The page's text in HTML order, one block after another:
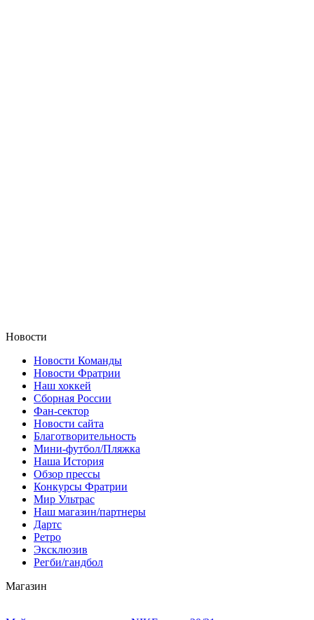
Новости
Новости Команды
Новости Фратрии
Наш хоккей
Сборная России
Фан-cектор
Новости сайта
Благотворительность
Мини-футбол/Пляжка
Наша История
Обзор прессы
Конкурсы Фратрии
Мир Ультрас
Наш магазин/партнеры
Дартс
Ретро
Эксклюзив
Регби/гандбол
Магазин